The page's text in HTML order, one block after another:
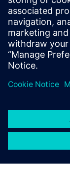
спроєктована з
одного з